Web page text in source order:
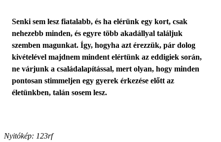
Senki sem lesz fiatalabb, és ha elérünk egy kort, csak
nehezebb minden, és egyre több akadállyal találjuk
szemben magunkat. Így, hogyha azt érezzük, pár dolog
kivételével majdnem mindent elértünk az eddigiek során,
ne várjunk a családalapítással, mert olyan, hogy minden
pontosan stimmeljen egy gyerek érkezése előtt az
életünkben, talán sosem lesz.
Nyitókép: 123rf